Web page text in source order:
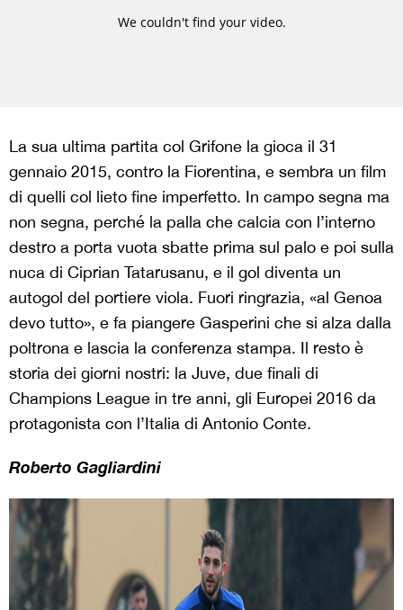
La sua ultima partita col Grifone la gioca il 31
gennaio 2015, contro la Fiorentina, e sembra un film
di quelli col lieto fine imperfetto. In campo segna ma
non segna, perché la palla che calcia con l’interno
destro a porta vuota sbatte prima sul palo e poi sulla
nuca di Ciprian Tatarusanu, e il gol diventa un
autogol del portiere viola. Fuori ringrazia, «al Genoa
devo tutto», e fa piangere Gasperini che si alza dalla
poltrona e lascia la conferenza stampa. Il resto è
storia dei giorni nostri: la Juve, due finali di
Champions League in tre anni, gli Europei 2016 da
protagonista con l’Italia di Antonio Conte.
Roberto Gagliardini